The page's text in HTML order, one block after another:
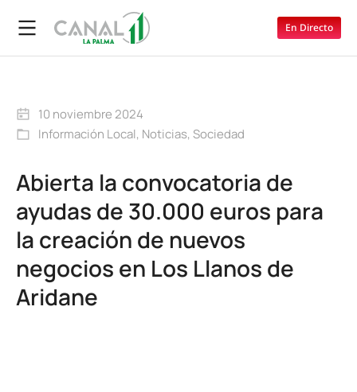
En Directo
10 noviembre 2024
Información Local, Noticias, Sociedad
Abierta la convocatoria de
ayudas de 30.000 euros para
la creación de nuevos
negocios en Los Llanos de
Aridane